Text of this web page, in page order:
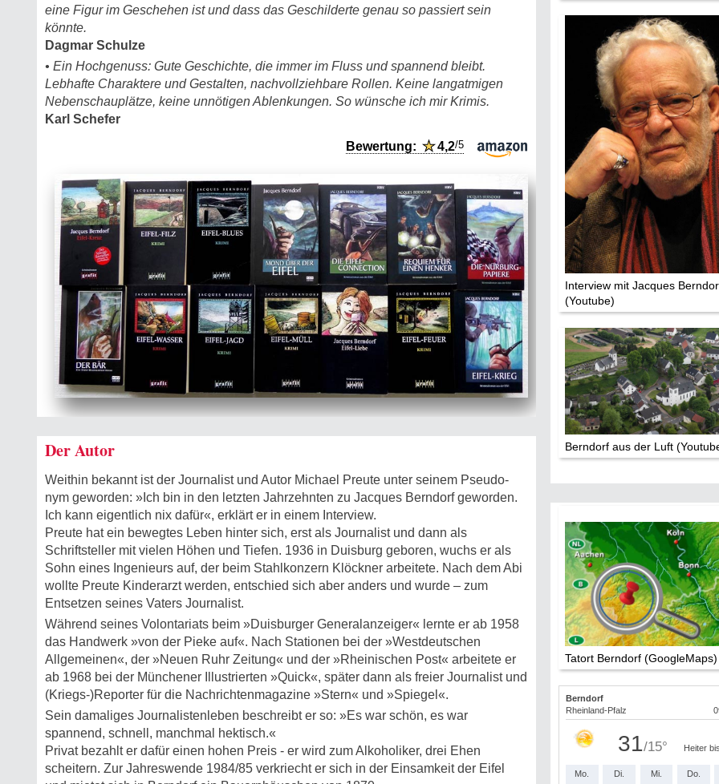
eine Figur im Geschehen ist und dass das Geschilderte genau so passiert sein
könnte.
Dagmar Schulze
• Ein Hochgenuss: Gute Geschichte, die immer im Fluss und spannend bleibt.
Lebhafte Charaktere und Gestalten, nachvollziehbare Rollen. Keine langatmigen
Nebenschauplätze, keine unnötigen Ablenkungen. So wünsche ich mir Krimis.
Karl Schefer
Bewertung:★4,2/5
Der Autor
Weithin bekannt ist der Journalist und Autor Michael Preute unter seinem Pseudo­
nym geworden: »Ich bin in den letzten Jahrzehnten zu Jacques Berndorf geworden.
Ich kann eigentlich nix dafür«, erklärt er in einem Interview.
Preute hat ein bewegtes Leben hinter sich, erst als Journalist und dann als
Schriftsteller mit vielen Höhen und Tiefen. 1936 in Duisburg geboren, wuchs er als
Sohn eines Ingenieurs auf, der beim Stahlkonzern Klöckner arbeitete. Nach dem Abi
wollte Preute Kinderarzt werden, entschied sich aber anders und wurde – zum
Entsetzen seines Vaters Journalist.
Während seines Volontariats beim »Duisburger Generalanzeiger« lernte er ab 1958
das Handwerk »von der Pieke auf«. Nach Stationen bei der »Westdeutschen
Allgemeinen«, der »Neuen Ruhr Zeitung« und der »Rheinischen Post« arbeitete er
ab 1968 bei der Münchener Illustrierten »Quick«, später dann als freier Journalist und
(Kriegs-)Reporter für die Nachrichtenmagazine »Stern« und »Spiegel«.
Sein damaliges Journalistenleben beschreibt er so: »Es war schön, es war
spannend, schnell, manchmal hektisch.«
Privat bezahlt er dafür einen hohen Preis - er wird zum Alkoholiker, drei Ehen
scheitern. Zur Jahreswende 1984/85 verkriecht er sich in der Einsamkeit der Eifel
Impressum
Datenschutz
Interview mit Jacques
(Youtube)
Berndorf aus der Luft
Tatort Berndorf (GoogleMaps)